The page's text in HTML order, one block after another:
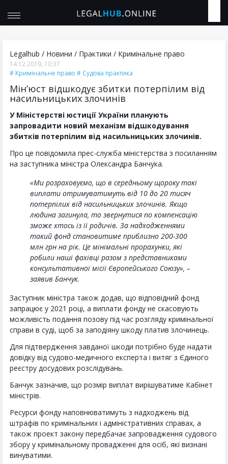
Legalhub / Новини / Практики / Кримінальне право
14.12.2019, 10:37
Кримінальне право
Судова практика
Мін’юст відшкодує збитки потерпілим від
насильницьких злочинів
У Міністерстві юстиції України планують
запровадити новий механізм відшкодування
збитків потерпілим від насильницьких злочинів.
Про це повідомила прес-служба міністерства з посиланням
на заступника міністра Олександра Банчука.
«Ми розраховуємо, що в середньому щороку такі
виплати отримуватимуть від 10 до 20 тисяч
потерпілих від насильницьких злочинів. Якщо
людина загинула, то звернутися по компенсацію
зможе хтось із її родичів. За надходженнями
такий фонд становитиме приблизно 200-300
млн грн на рік. Це мінімальні прорахунки, які
робили наші фахівці разом з представниками
консультативної місії Європейського Союзу», –
заявив Банчук.
Заступник міністра також додав, що відповідний фонд
запрацює у 2021 році, а виплати фонду не скасовують
можливість подання позову під час розгляду кримінальної
справи в суді, щоб за заподіяну шкоду платив злочинець.
Для підтвердження завданої шкоди потрібно буде надати
довідку від судово-медичного експерта і витяг з Єдиного
реєстру досудових розслідувань.
Банчук зазначив, що розмір виплат вирішуватиме Кабінет
міністрів.
Ресурси фонду наповнюватимуть з надходжень від
штрафів по кримінальних і адміністративних справах, а
також проект закону передбачає запровадження судового
збору у кримінальному провадженні для осіб, які визнані
винуватими.